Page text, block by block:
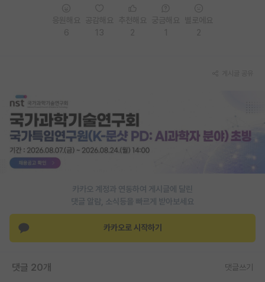
이벤트
반도체 아카데미
재팬라운지 🌸
카카오 계정과 연동하여 게시글에 달린
댓글 알람, 소식등을 빠르게 받아보세요
카카오로 시작하기
댓글 20개 댓글쓰기